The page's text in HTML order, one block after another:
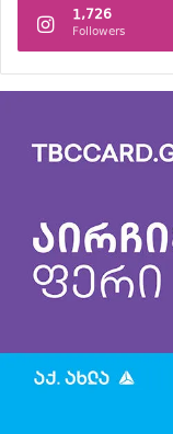
1,726
Followers